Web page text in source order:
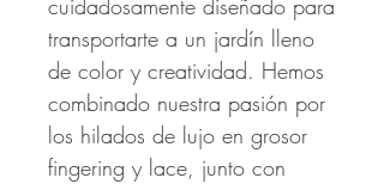
cuidadosamente diseñado para
transportarte a un jardín lleno
de color y creatividad. Hemos
combinado nuestra pasión por
los hilados de lujo en grosor
fingering y lace, junto con